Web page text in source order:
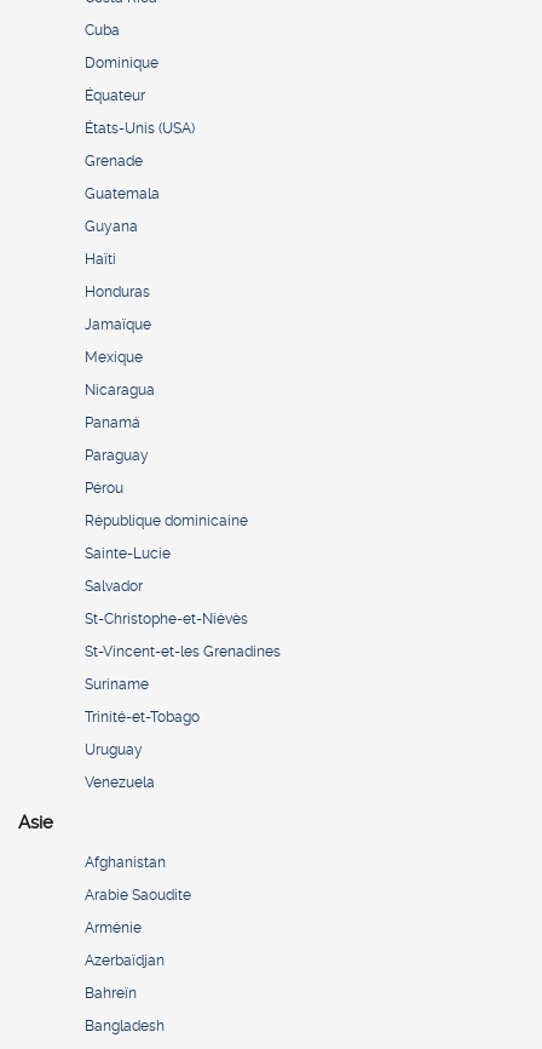
Cuba
Dominique
Équateur
États-Unis (USA)
Grenade
Guatemala
Guyana
Haïti
Honduras
Jamaïque
Mexique
Nicaragua
Panamá
Paraguay
Pérou
République dominicaine
Sainte-Lucie
Salvador
St-Christophe-et-Niévès
St-Vincent-et-les Grenadines
Suriname
Trinité-et-Tobago
Uruguay
Venezuela
Asie
Afghanistan
Arabie Saoudite
Arménie
Azerbaïdjan
Bahreïn
Bangladesh